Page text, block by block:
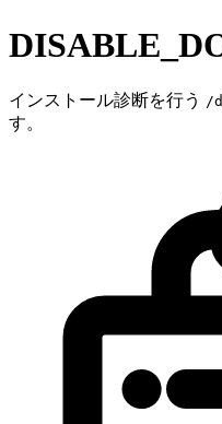
インストール診断を行う /
す。